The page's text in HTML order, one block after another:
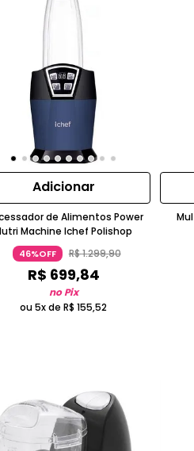
Adicionar
de Alimentos Power
Machine Ichef Polishop
46%OFF R$1.299,90
R$ 699,84
no Pix
ou 5x deR$ 155,52